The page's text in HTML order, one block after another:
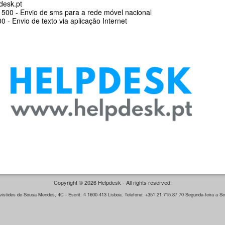
- Envio de sms para a rede móvel nacional
- Envio de texto via aplicação Internet
Copyright © 2026 Helpdesk - All rights reserved.
de Sousa Mendes, 4C - Escrit. 4 1600-413 Lisboa. Telefone: +351 21 715 87 70 Segunda-feira a